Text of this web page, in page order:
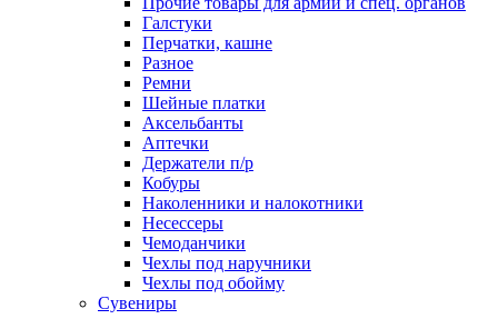
Галстуки
Перчатки, кашне
Разное
Ремни
Шейные платки
Аксельбанты
Аптечки
Держатели п/р
Кобуры
Наколенники и налокотники
Несессеры
Чемоданчики
Чехлы под наручники
Чехлы под обойму
Сувениры